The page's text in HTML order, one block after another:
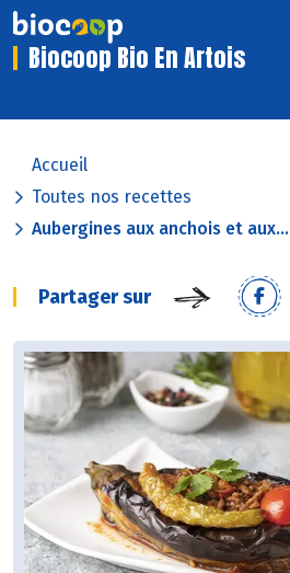
Biocoop Bio En Artois
Accueil
Toutes nos recettes
Aubergines aux anchois et aux...
Partager sur